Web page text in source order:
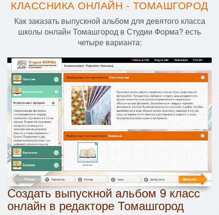
КЛАССНИКА ОНЛАЙН - ТОМАШГОРОД
Как заказать выпускной альбом для девятого класса
школы онлайн Томашгород в Студии Форма? есть
четыре варианта:
Создать выпускной альбом 9 класс
онлайн в редакторе Томашгород